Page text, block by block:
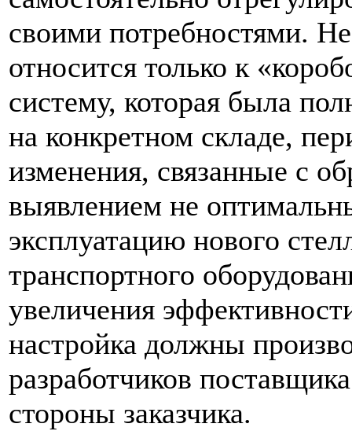
своими потребностями.
относится только к
систему, которая была
на конкретном складе,
изменения, связанные с
выявлением не
эксплуатацию нового
транспортного
увеличения
настройка должны
разработчиков
стороны заказчика.